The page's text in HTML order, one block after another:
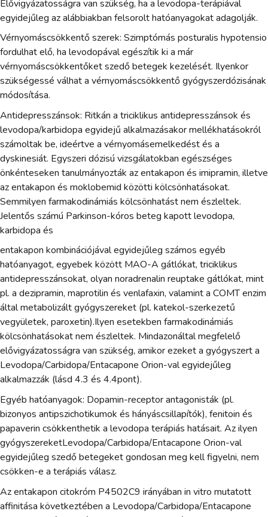
Elővigyázatosságra van szükség, ha a levodopa-terápiával
egyidejűleg az alábbiakban felsorolt hatóanyagokat adagolják.
Vérnyomáscsökkentő szerek: Szimptómás posturalis hypotensio
fordulhat elő, ha levodopával egészítik ki a már
vérnyomáscsökkentőket szedő betegek kezelését. Ilyenkor
szükségessé válhat a vérnyomáscsökkentő gyógyszerdózisának
módosítása.
Antidepresszánsok: Ritkán a triciklikus antidepresszánsok és
levodopa/karbidopa egyidejű alkalmazásakor mellékhatásokról
számoltak be, ideértve a vérnyomásemelkedést és a
dyskinesiát. Egyszeri dózisú vizsgálatokban egészséges
önkénteseken tanulmányozták az entakapon és imipramin, illetve
az entakapon és moklobemid közötti kölcsönhatásokat.
Semmilyen farmakodinámiás kölcsönhatást nem észleltek.
Jelentős számú Parkinson-kóros beteg kapott levodopa,
karbidopa és
entakapon kombinációjával egyidejűleg számos egyéb
hatóanyagot, egyebek között MAO-A gátlókat, triciklikus
antidepresszánsokat, olyan noradrenalin reuptake gátlókat, mint
pl. a dezipramin, maprotilin és venlafaxin, valamint a COMT enzim
által metabolizált gyógyszereket (pl. katekol-szerkezetű
vegyületek, paroxetin).Ilyen esetekben farmakodinámiás
kölcsönhatásokat nem észleltek. Mindazonáltal megfelelő
elővigyázatosságra van szükség, amikor ezeket a gyógyszert a
Levodopa/Carbidopa/Entacapone Orion-val egyidejűleg
alkalmazzák (lásd 4.3 és 4.4pont).
Egyéb hatóanyagok: Dopamin-receptor antagonisták (pl.
bizonyos antipszichotikumok és hányáscsillapítók), fenitoin és
papaverin csökkenthetik a levodopa terápiás hatásait. Az ilyen
gyógyszereketLevodopa/Carbidopa/Entacapone Orion-val
egyidejűleg szedő betegeket gondosan meg kell figyelni, nem
csökken-e a terápiás válasz.
Az entakapon citokróm P4502C9 irányában in vitro mutatott
affinitása következtében a Levodopa/Carbidopa/Entacapone